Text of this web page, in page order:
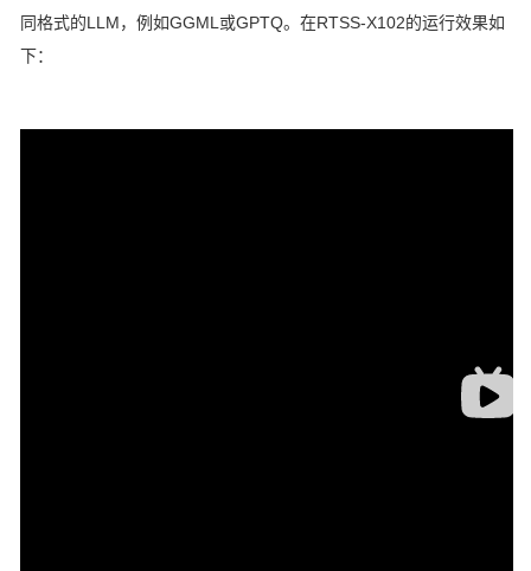
同格式的LLM，例如GGML或GPTQ。在RTSS-X102的运行效果如
下：